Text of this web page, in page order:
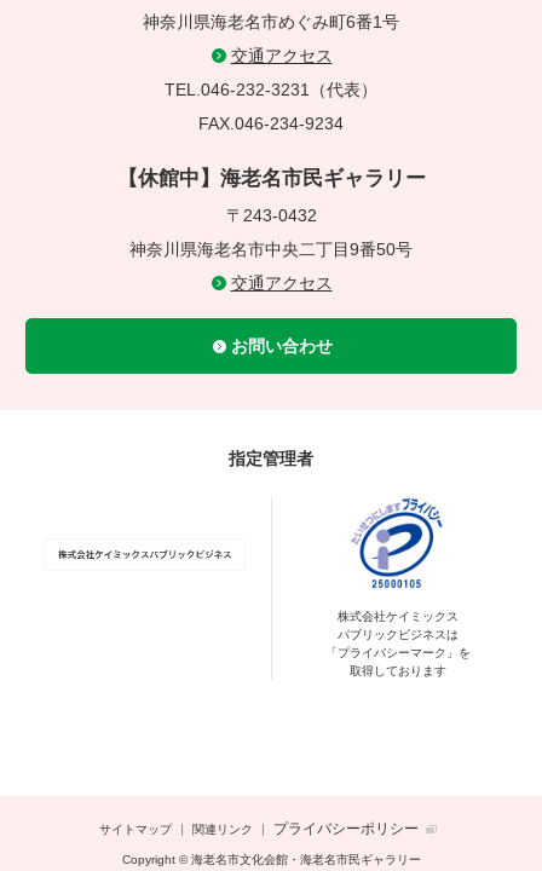
神奈川県海老名市めぐみ町6番1号
交通アクセス
TEL.046-232-3231（代表）
FAX.046-234-9234
【休館中】海老名市民ギャラリー
〒243-0432
神奈川県海老名市中央二丁目9番50号
交通アクセス
お問い合わせ
指定管理者
株式会社ケイミックス
パブリックビジネスは
「プライバシーマーク」を
取得しております
サイトマップ 関連リンク プライバシーポリシー
Copyright © 海老名市文化会館・海老名市民ギャラリー